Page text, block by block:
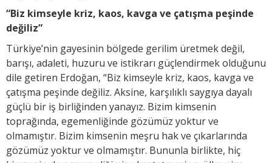
“Biz kimseyle kriz, kaos, kavga ve çatışma peşinde
değiliz”
Türkiye’nin gayesinin bölgede gerilim üretmek değil,
barışı, adaleti, huzuru ve istikrarı güçlendirmek olduğunu
dile getiren Erdoğan, “Biz kimseyle kriz, kaos, kavga ve
çatışma peşinde değiliz. Aksine, karşılıklı saygıya dayalı
güçlü bir iş birliğinden yanayız. Bizim kimsenin
toprağında, egemenliğinde gözümüz yoktur ve
olmamıştır. Bizim kimsenin meşru hak ve çıkarlarında
gözümüz yoktur ve olmamıştır. Bununla birlikte, hiç